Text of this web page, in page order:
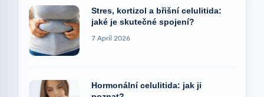
Stres, kortizol a břišní celulitida:
jaké je skutečné spojení?
7 April 2026
Hormonální celulitida: jak ji